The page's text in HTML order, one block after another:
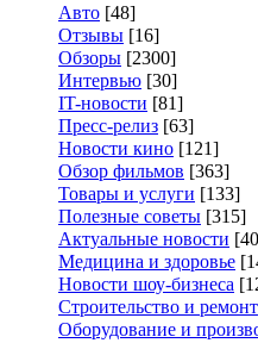
Авто [48]
Отзывы [16]
Обзоры [2300]
Интервью [30]
IT-новости [81]
Пресс-релиз [63]
Новости кино [121]
Обзор фильмов [363]
Товары и услуги [133]
Полезные советы [315]
Актуальные новости
Медицина и здоровье
Новости шоу-бизнеса
Строительство и ремонт
Оборудование и